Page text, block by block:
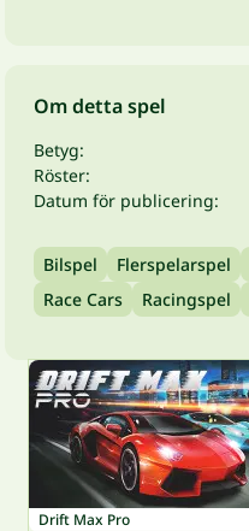
Om detta spel
Betyg:
Röster:
Datum för publicering:
Bilspel Flerspelarspel
Race Cars
Racingspel
Drift Max Pro